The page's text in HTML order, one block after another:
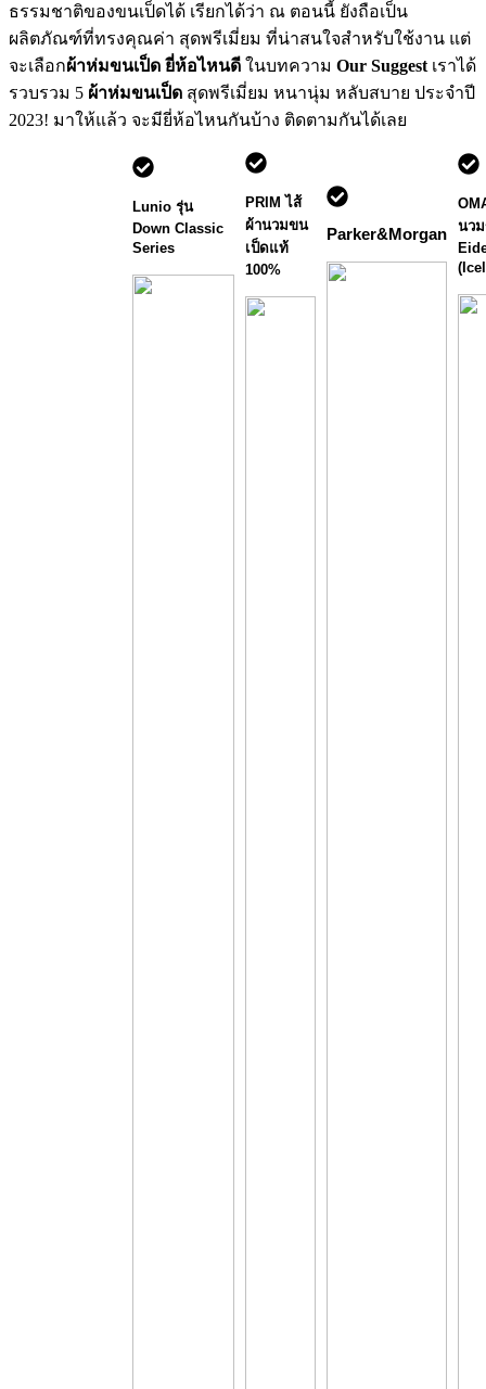
ธรรมชาติของขนเป็ดได้ เรียกได้ว่า ณ ตอนนี้ ยังถือเป็น
ผลิตภัณฑ์ที่ทรงคุณค่า สุดพรีเมี่ยม ที่น่าสนใจสำหรับใช้งาน แต่
จะเลือกผ้าห่มขนเป็ด ยี่ห้อไหนดี ในบทความ Our Suggest เราได้
รวบรวม 5 ผ้าห่มขนเป็ด สุดพรีเมี่ยม หนานุ่ม หลับสบาย ประจำปี
2023! มาให้แล้ว จะมียี่ห้อไหนกันบ้าง ติดตามกันได้เลย
Lunio รุ่น
Down Classic
Series
PRIM ไส้
ผ้านวมขน
เป็ดแท้
100%
Parker&Morgan
นว